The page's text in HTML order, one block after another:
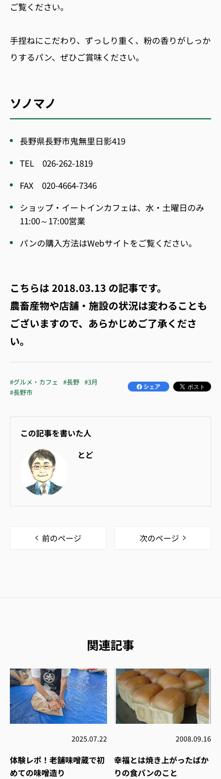
ご覧ください。
手捏ねにこだわり、ずっしり重く、粉の香りがしっか
りするパン、ぜひご賞味ください。
ソノマノ
長野県長野市鬼無里日影419
TEL 026-262-1819
FAX 020-4664-7346
ショップ・イートインカフェは、水・土曜日のみ
11:00～17:00営業
パンの購入方法はWebサイトをご覧ください。
こちらは2018.03.13 の記事です。
農畜産物や店舗・施設の状況は変わることも
ございますので、あらかじめご了承くださ
い。
#グルメ・カフェ #長野 #3月
#長野市
この記事を書いた人
とど
前のページ 次のページ
関連記事
2025.07.22
体験レポ！老舗味噌蔵で初
めての味噌造り
2008.09.16
幸福とは焼き上がったばか
りの食パンのこと